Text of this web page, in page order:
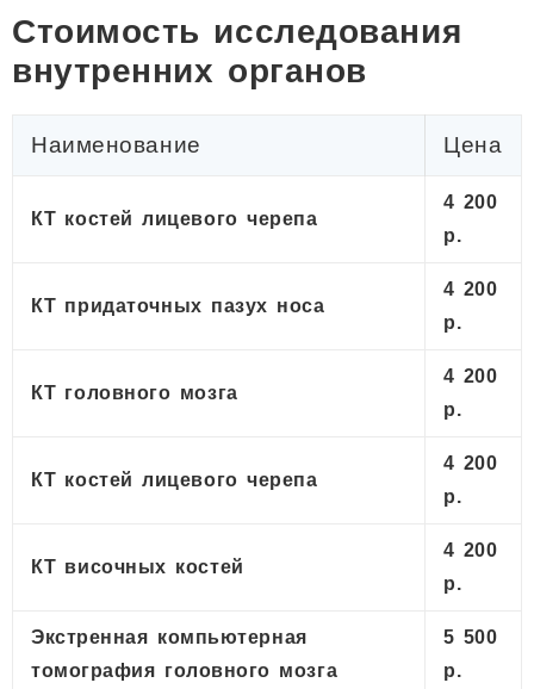
Стоимость исследования
внутренних органов
Наименование Цена
КТ костей лицевого черепа
4 200
р.
КТ придаточных пазух носа
4 200
р.
КТ головного мозга
4 200
р.
КТ костей лицевого черепа
4 200
р.
КТ височных костей
4 200
р.
Экстренная компьютерная
томография головного мозга
5 500
р.